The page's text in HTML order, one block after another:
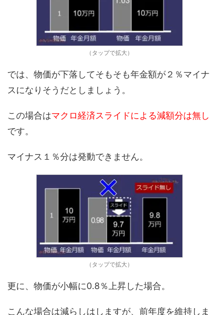
（タップで拡大）
では、物価が下落してそもそも年金額が２％マイナ
スになりそうだとしましょう。
この場合はマクロ経済スライドによる減額分は無し
です。
マイナス１％分は発動できません。
（タップで拡大）
更に、物価が小幅に0.8％上昇した場合。
こんな場合は減らしはしますが、前年度を維持しま